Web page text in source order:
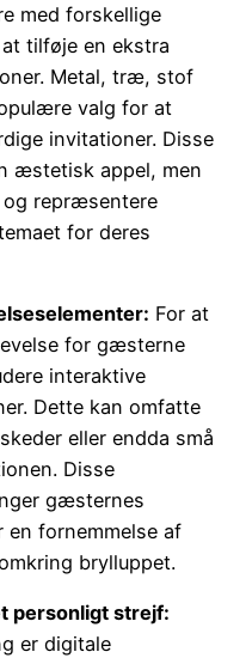
med forskellige
tilføje en ekstra
Metal, træ, stof
valg for at
invitationer. Disse
æstetisk appel, men
repræsentere
for deres
For at
for gæsterne
interaktive
Dette kan omfatte
eller endda små
Disse
gæsternes
fornemmelse af
brylluppet.
personligt strejf:
er digitale